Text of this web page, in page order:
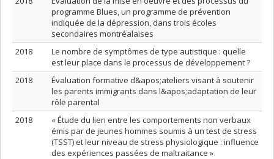
programme Blues, un programme de prévention
indiquée de la dépression, dans trois écoles
secondaires montréalaises
2018
Le nombre de symptômes de type autistique : quelle
est leur place dans le processus de développement ?
2018
Évaluation formative d&apos;ateliers visant à soutenir
les parents immigrants dans l&apos;adaptation de leur
rôle parental
2018
« Étude du lien entre les comportements non verbaux
émis par de jeunes hommes soumis à un test de stress
(TSST) et leur niveau de stress physiologique : influence
des expériences passées de maltraitance »